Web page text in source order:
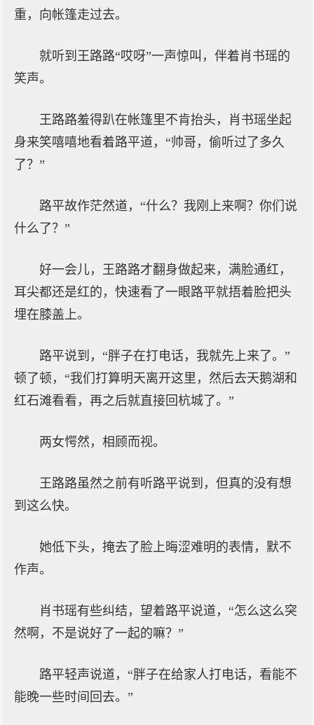
重，向帐篷走过去。
就听到王路路“哎呀”一声惊叫，伴着肖书瑶的
笑声。
王路路羞得趴在帐篷里不肯抬头，肖书瑶坐起
身来笑嘻嘻地看着路平道，“帅哥，偷听过了多久
了？”
路平故作茫然道，“什么？我刚上来啊？你们说
什么了？”
好一会儿，王路路才翻身做起来，满脸通红，
耳尖都还是红的，快速看了一眼路平就捂着脸把头
埋在膝盖上。
路平说到，“胖子在打电话，我就先上来了。”
顿了顿，“我们打算明天离开这里，然后去天鹅湖和
红石滩看看，再之后就直接回杭城了。”
两女愕然，相顾而视。
王路路虽然之前有听路平说到，但真的没有想
到这么快。
她低下头，掩去了脸上晦涩难明的表情，默不
作声。
肖书瑶有些纠结，望着路平说道，“怎么这么突
然啊，不是说好了一起的嘛？”
路平轻声说道，“胖子在给家人打电话，看能不
能晚一些时间回去。”